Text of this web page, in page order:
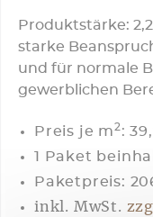
Produktstärke:
starke
und für normale
gewerblichen
Preis je m2 :
1 Paket
Paketpreis:
inkl. MwSt.